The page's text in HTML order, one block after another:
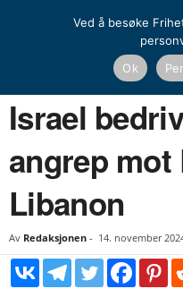
Israel bedriver
Israel
angrep mot
Libanon
Av Redaksjonen - 14. november
Ved å besøke
Ok